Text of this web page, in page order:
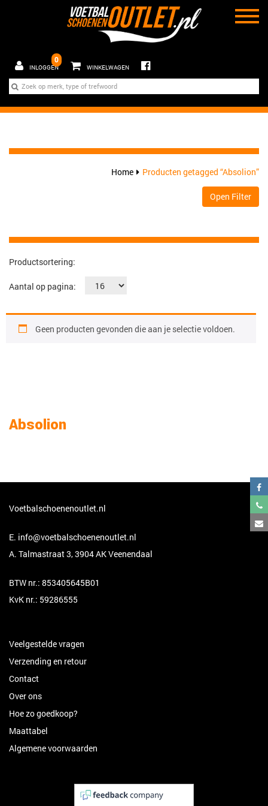
INLOGGEN
0
WINKELWAGEN
Home Producten getagged “Absolion”
Open Filter
Productsortering:
Aantal op pagina:
Geen producten gevonden die aan je selectie voldoen.
Absolion
Voetbalschoenenoutlet.nl
E. info@voetbalschoenenoutlet.nl
A. Talmastraat 3, 3904 AK Veenendaal
BTW nr.: 853405645B01
KvK nr.: 59286555
Veelgestelde vragen
Verzending en retour
Contact
Over ons
Hoe zo goedkoop?
Maattabel
Algemene voorwaarden